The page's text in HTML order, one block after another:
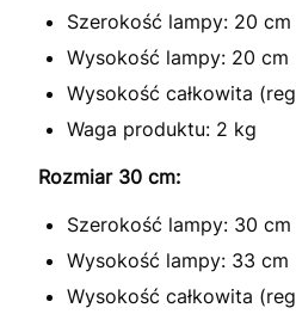
Szerokość lampy: 20 cm
Wysokość lampy: 20 cm
Wysokość całkowita
Waga produktu: 2 kg
Rozmiar 30 cm:
Szerokość lampy: 30 cm
Wysokość lampy: 33 cm
Wysokość całkowita